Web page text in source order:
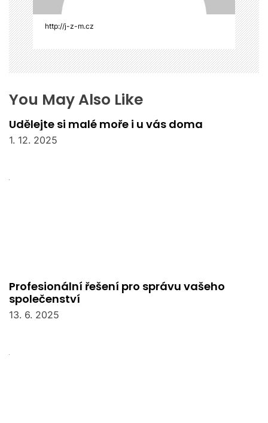
e
k http://j-z-m.cz
You May Also Like
Udělejte si malé moře i u vás doma
1. 12. 2025
Profesionální řešení pro správu vašeho
společenství
13. 6. 2025